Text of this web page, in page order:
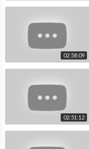
02:58:09
02:51:12